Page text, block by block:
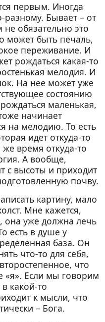
первым. Иногда
Бывает – от
не обязательно это
может быть печаль,
переживание. И
рождаться какая-то
мелодия. И
На нее может уже
состоянию
маленькая,
начинает
на мелодию. То есть
идет откуда-то
время откуда-то
А вообще,
с высоты и приходит
почву.
картину, мало
Мне кажется,
она уже должна лечь
есть в душе у
база. Он
что-то для себя,
что
«я». Если мы говорим
какой-то
к мысли, что
– Бога.